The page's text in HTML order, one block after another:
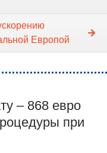
Европой
– 868 евро
при